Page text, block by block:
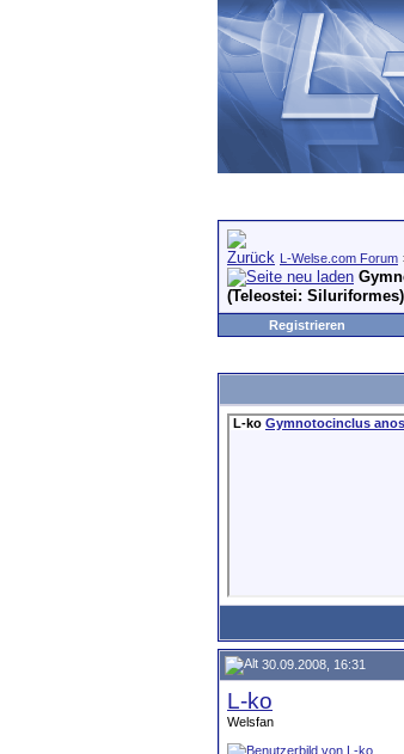
L-Welse.com Forum
(Teleostei:
Registrieren
L-ko Gymnotocinclus
30.09.2008, 16:31
L-ko
Welsfan